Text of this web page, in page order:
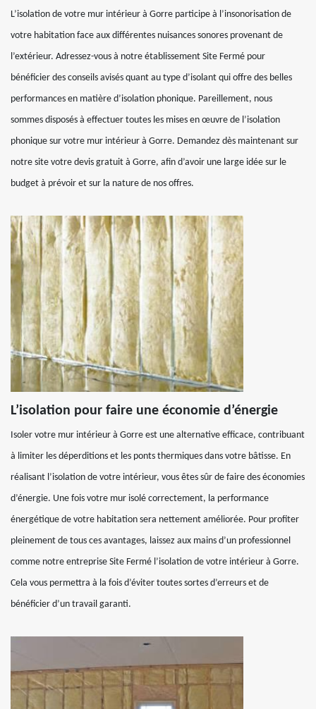
L’isolation de votre mur intérieur à Gorre participe à l’insonorisation de
votre habitation face aux différentes nuisances sonores provenant de
l’extérieur. Adressez-vous à notre établissement Site Fermé pour
bénéficier des conseils avisés quant au type d’isolant qui offre des belles
performances en matière d’isolation phonique. Pareillement, nous
sommes disposés à effectuer toutes les mises en œuvre de l’isolation
phonique sur votre mur intérieur à Gorre. Demandez dès maintenant sur
notre site votre devis gratuit à Gorre, afin d’avoir une large idée sur le
budget à prévoir et sur la nature de nos offres.
L’isolation pour faire une économie d’énergie
Isoler votre mur intérieur à Gorre est une alternative efficace, contribuant
à limiter les déperditions et les ponts thermiques dans votre bâtisse. En
réalisant l’isolation de votre intérieur, vous êtes sûr de faire des économies
d’énergie. Une fois votre mur isolé correctement, la performance
énergétique de votre habitation sera nettement améliorée. Pour profiter
pleinement de tous ces avantages, laissez aux mains d’un professionnel
comme notre entreprise Site Fermé l’isolation de votre intérieur à Gorre.
Cela vous permettra à la fois d’éviter toutes sortes d’erreurs et de
bénéficier d’un travail garanti.